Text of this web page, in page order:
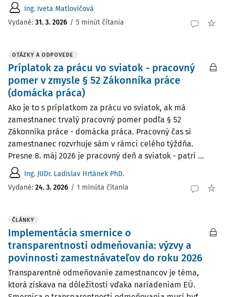
Ing. Iveta Matlovičová
Vydané: 31. 3. 2026 / 5 minút čítania
OTÁZKY A ODPOVEDE
Príplatok za prácu vo sviatok - pracovný
pomer v zmysle § 52 Zákonníka práce
(domácka práca)
Ako je to s príplatkom za prácu vo sviatok, ak má
zamestnanec trvalý pracovný pomer podľa § 52
Zákonníka práce - domácka práca. Pracovný čas si
zamestnanec rozvrhuje sám v rámci celého týždňa.
Presne 8. máj 2026 je pracovný deň a sviatok - patrí ...
Ing. JUDr. Ladislav Hrtánek PhD.
Vydané: 24. 3. 2026 / 1 minúta čítania
ČLÁNKY
Implementácia smernice o
transparentnosti odmeňovania: výzvy a
povinnosti zamestnávateľov do roku 2026
Transparentné odmeňovanie zamestnancov je téma,
ktorá získava na dôležitosti vďaka nariadeniam EÚ.